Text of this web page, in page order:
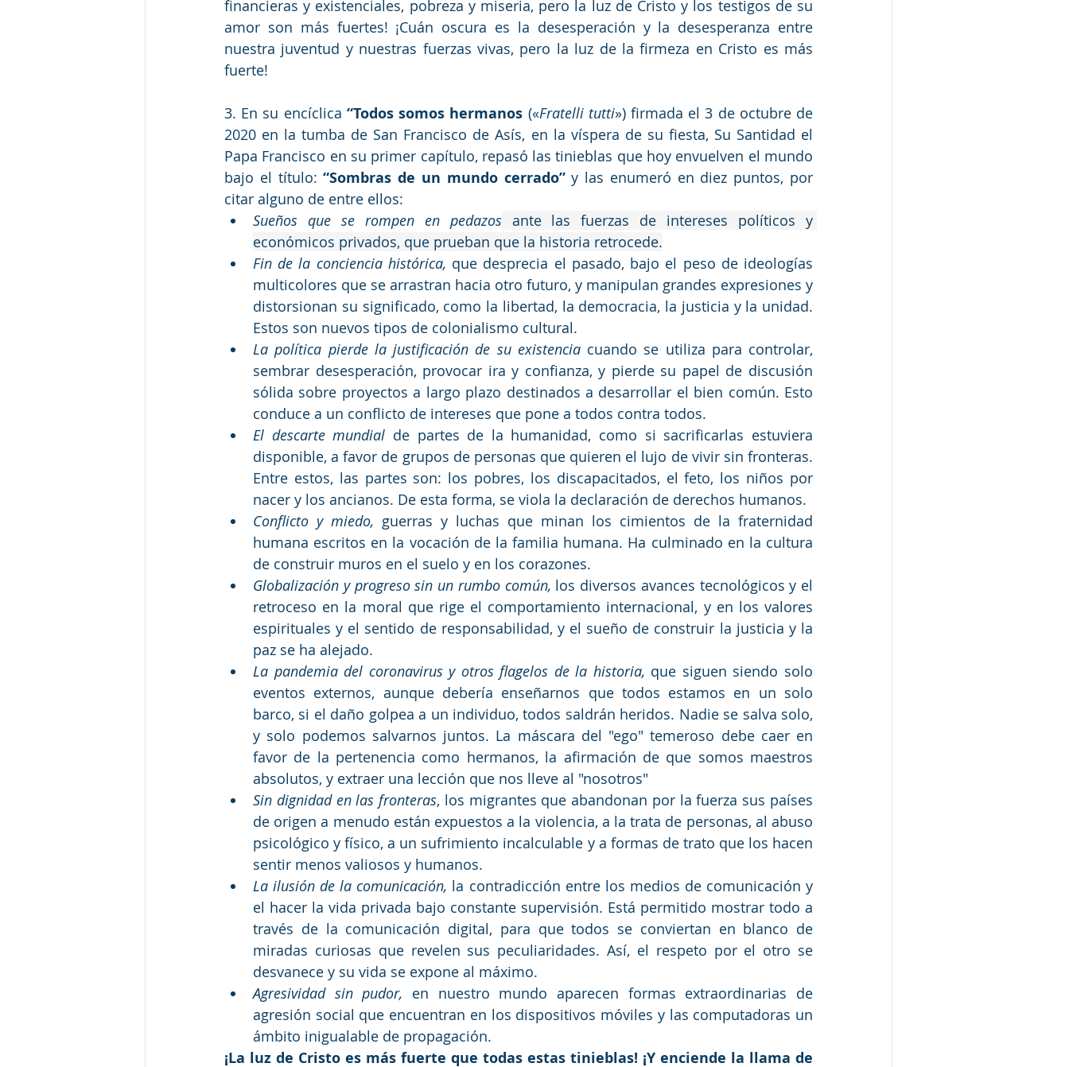
financieras y existenciales, pobreza y miseria, pero la luz de Cristo y los testigos de su
amor son más fuertes! ¡Cuán oscura es la desesperación y la desesperanza entre
nuestra juventud y nuestras fuerzas vivas, pero la luz de la firmeza en Cristo es más
fuerte!
3. En su encíclica “Todos somos hermanos («Fratelli tutti») firmada el 3 de octubre de
2020 en la tumba de San Francisco de Asís, en la víspera de su fiesta, Su Santidad el
Papa Francisco en su primer capítulo, repasó las tinieblas que hoy envuelven el mundo
bajo el título: “Sombras de un mundo cerrado” y las enumeró en diez puntos, por
citar alguno de entre ellos:
Sueños que se rompen en pedazos ante las fuerzas de intereses políticos y
económicos privados, que prueban que la historia retrocede.
Fin de la conciencia histórica, que desprecia el pasado, bajo el peso de ideologías
multicolores que se arrastran hacia otro futuro, y manipulan grandes expresiones y
distorsionan su significado, como la libertad, la democracia, la justicia y la unidad.
Estos son nuevos tipos de colonialismo cultural.
La política pierde la justificación de su existencia cuando se utiliza para controlar,
sembrar desesperación, provocar ira y confianza, y pierde su papel de discusión
sólida sobre proyectos a largo plazo destinados a desarrollar el bien común. Esto
conduce a un conflicto de intereses que pone a todos contra todos.
El descarte mundial de partes de la humanidad, como si sacrificarlas estuviera
disponible, a favor de grupos de personas que quieren el lujo de vivir sin fronteras.
Entre estos, las partes son: los pobres, los discapacitados, el feto, los niños por
nacer y los ancianos. De esta forma, se viola la declaración de derechos humanos.
Conflicto y miedo, guerras y luchas que minan los cimientos de la fraternidad
humana escritos en la vocación de la familia humana. Ha culminado en la cultura
de construir muros en el suelo y en los corazones.
Globalización y progreso sin un rumbo común, los diversos avances tecnológicos y el
retroceso en la moral que rige el comportamiento internacional, y en los valores
espirituales y el sentido de responsabilidad, y el sueño de construir la justicia y la
paz se ha alejado.
La pandemia del coronavirus y otros flagelos de la historia, que siguen siendo solo
eventos externos, aunque debería enseñarnos que todos estamos en un solo
barco, si el daño golpea a un individuo, todos saldrán heridos. Nadie se salva solo,
y solo podemos salvarnos juntos. La máscara del "ego" temeroso debe caer en
favor de la pertenencia como hermanos, la afirmación de que somos maestros
absolutos, y extraer una lección que nos lleve al "nosotros"
Sin dignidad en las fronteras, los migrantes que abandonan por la fuerza sus países
de origen a menudo están expuestos a la violencia, a la trata de personas, al abuso
psicológico y físico, a un sufrimiento incalculable y a formas de trato que los hacen
sentir menos valiosos y humanos.
La ilusión de la comunicación, la contradicción entre los medios de comunicación y
el hacer la vida privada bajo constante supervisión. Está permitido mostrar todo a
través de la comunicación digital, para que todos se conviertan en blanco de
miradas curiosas que revelen sus peculiaridades. Así, el respeto por el otro se
desvanece y su vida se expone al máximo.
Agresividad sin pudor, en nuestro mundo aparecen formas extraordinarias de
agresión social que encuentran en los dispositivos móviles y las computadoras un
ámbito inigualable de propagación.
¡La luz de Cristo es más fuerte que todas estas tinieblas! ¡Y enciende la llama de